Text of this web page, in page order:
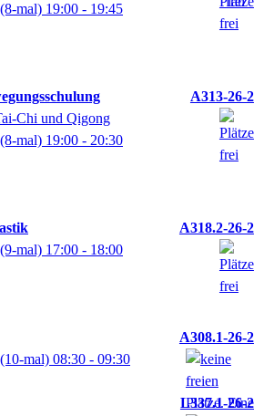
A308.1-26-2
(10-mal) 08:30 - 09:30
L337.1-26-2
(8-mal) 19:00 - 19:45
A313-26-2
Chi und Qigong
(8-mal) 19:00 - 20:30
A318.2-26-2
(9-mal) 17:00 - 18:00